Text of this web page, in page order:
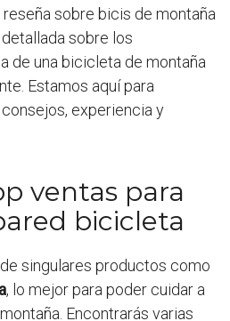
sobre bicis de montaña
sobre los
de una bicicleta de montaña
Estamos aquí para
experiencia y
ventas para
bicicleta
singulares productos como
, lo mejor para poder cuidar a
Encontrarás varias